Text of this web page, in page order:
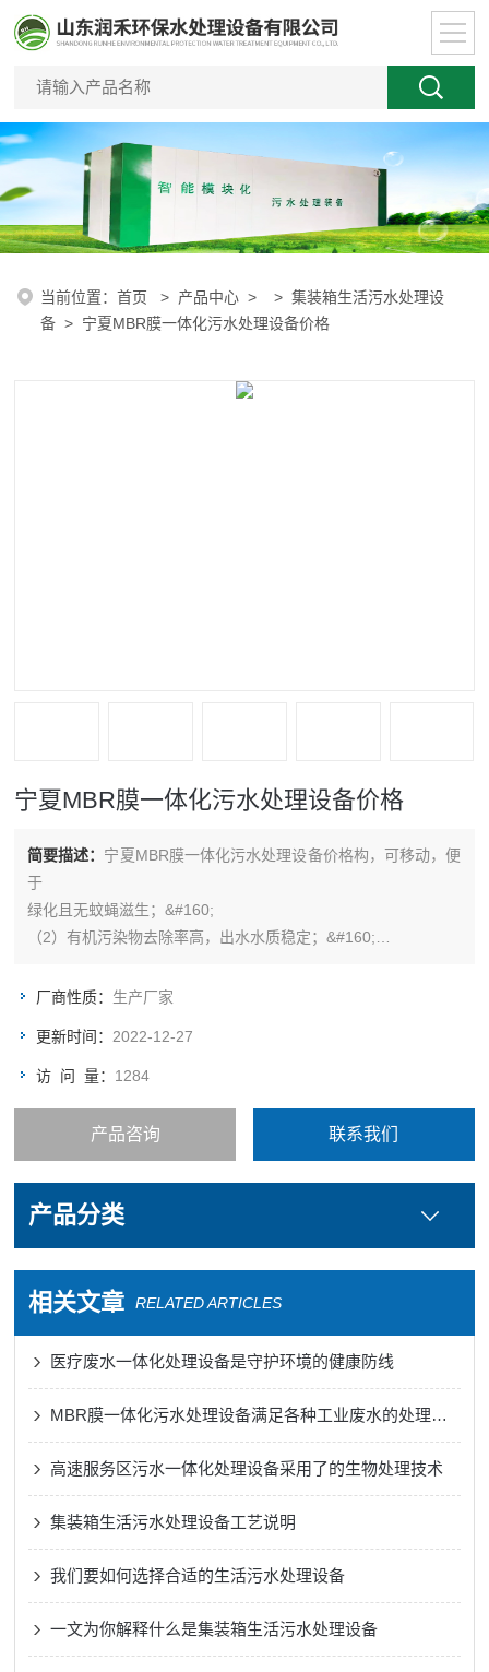
当前位置：首页 > 产品中心 > >集装箱生活污水处理设
备 > 宁夏MBR膜一体化污水处理设备价格
宁夏MBR膜一体化污水处理设备价格
简要描述： 宁夏MBR膜一体化污水处理设备价格构，可移动，便
于
绿化且无蚊蝇滋生；&#160;
（2）有机污染物去除率高，出水水质稳定；&#160;
好；&#160;（4）处理水质好，达到排放标准要求；
厂商性质： 生产厂家
更新时间： 2022-12-27
访 问 量： 1284
产品咨询 联系我们
产品分类
相关文章 RELATED ARTICLES
医疗废水一体化处理设备是守护环境的健康防线
MBR膜一体化污水处理设备满足各种工业废水的处理需求
高速服务区污水一体化处理设备采用了的生物处理技术
集装箱生活污水处理设备工艺说明
我们要如何选择合适的生活污水处理设备
一文为你解释什么是集装箱生活污水处理设备